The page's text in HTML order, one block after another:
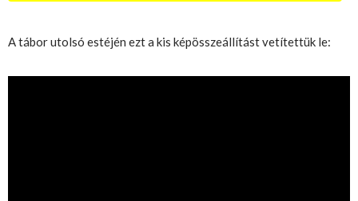
A tábor utolsó estéjén ezt a kis képösszeállítást vetítettük le: